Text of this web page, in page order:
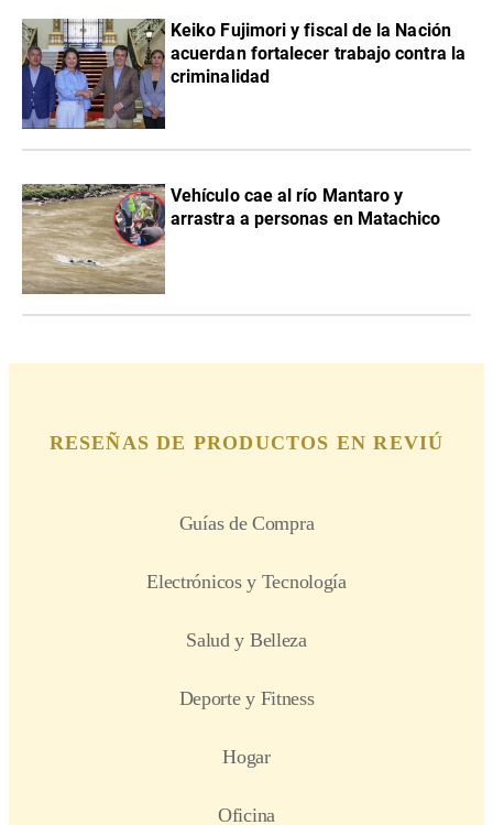
Keiko Fujimori y fiscal de la Nación
acuerdan fortalecer trabajo contra la
criminalidad
Vehículo cae al río Mantaro y
arrastra a personas en Matachico